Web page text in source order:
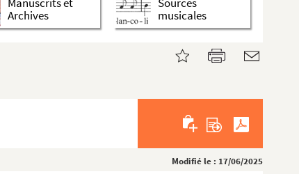
Archives
musicales
Modifié le : 17/06/2025